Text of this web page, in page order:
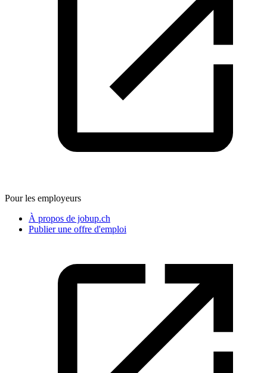
Pour les employeurs
À propos de jobup.ch
Publier une offre d'emploi